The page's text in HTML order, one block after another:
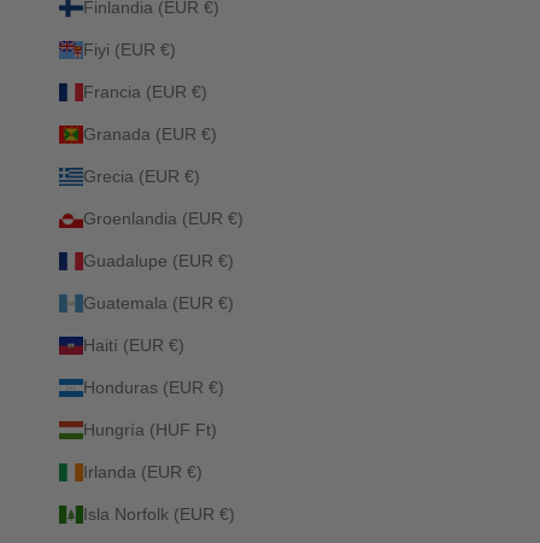
Finlandia (EUR €)
Fiyi (EUR €)
Francia (EUR €)
Granada (EUR €)
Grecia (EUR €)
Groenlandia (EUR €)
Guadalupe (EUR €)
Guatemala (EUR €)
Haití (EUR €)
Honduras (EUR €)
Hungría (HUF Ft)
Irlanda (EUR €)
Isla Norfolk (EUR €)